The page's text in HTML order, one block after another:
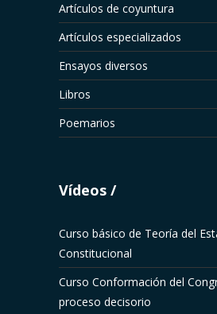
Artículos de coyuntura
Artículos especializados
Ensayos diversos
Libros
Poemarios
Vídeos
Curso básico de Teoría del
Constitucional
Curso Conformación del
proceso decisorio